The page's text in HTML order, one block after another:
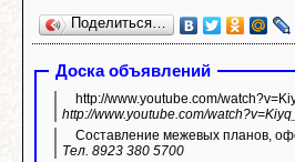
Поделиться…
Доска объявлений
http://www.youtube.com/
http://www.youtube.com/
Составление межевых планов,
Тел. 8923 380 5700